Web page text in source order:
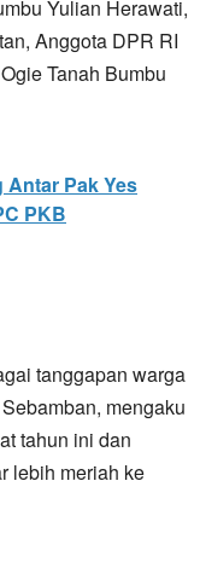
Yulian Herawati,
Anggota DPR RI
Tanah Bumbu
Pak Yes
PKB
tanggapan warga
mengaku
tahun ini dan
lebih meriah ke